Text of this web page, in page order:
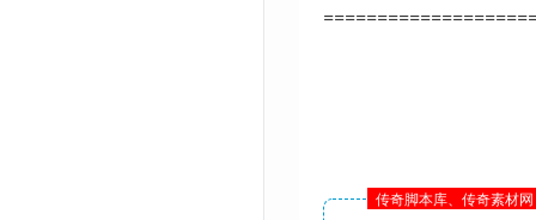
传奇脚本库、传奇素材